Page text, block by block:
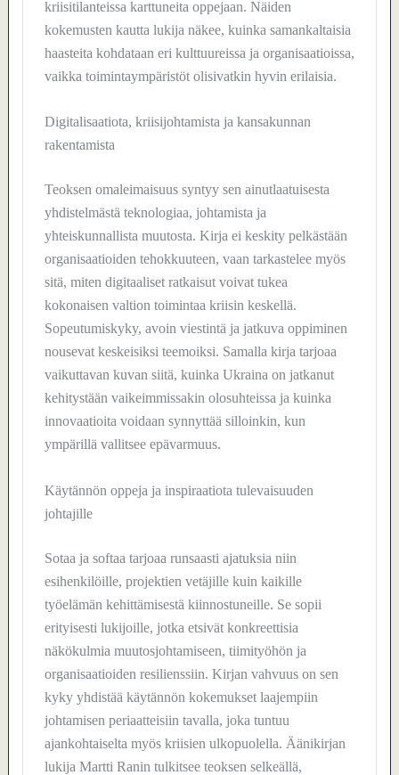
kriisitilanteissa karttuneita oppejaan. Näiden
kokemusten kautta lukija näkee, kuinka samankaltaisia
haasteita kohdataan eri kulttuureissa ja organisaatioissa,
vaikka toimintaympäristöt olisivatkin hyvin erilaisia.
Digitalisaatiota, kriisijohtamista ja kansakunnan
rakentamista
Teoksen omaleimaisuus syntyy sen ainutlaatuisesta
yhdistelmästä teknologiaa, johtamista ja
yhteiskunnallista muutosta. Kirja ei keskity pelkästään
organisaatioiden tehokkuuteen, vaan tarkastelee myös
sitä, miten digitaaliset ratkaisut voivat tukea
kokonaisen valtion toimintaa kriisin keskellä.
Sopeutumiskyky, avoin viestintä ja jatkuva oppiminen
nousevat keskeisiksi teemoiksi. Samalla kirja tarjoaa
vaikuttavan kuvan siitä, kuinka Ukraina on jatkanut
kehitystään vaikeimmissakin olosuhteissa ja kuinka
innovaatioita voidaan synnyttää silloinkin, kun
ympärillä vallitsee epävarmuus.
Käytännön oppeja ja inspiraatiota tulevaisuuden
johtajille
Sotaa ja softaa tarjoaa runsaasti ajatuksia niin
esihenkilöille, projektien vetäjille kuin kaikille
työelämän kehittämisestä kiinnostuneille. Se sopii
erityisesti lukijoille, jotka etsivät konkreettisia
näkökulmia muutosjohtamiseen, tiimityöhön ja
organisaatioiden resilienssiin. Kirjan vahvuus on sen
kyky yhdistää käytännön kokemukset laajempiin
johtamisen periaatteisiin tavalla, joka tuntuu
ajankohtaiselta myös kriisien ulkopuolella. Äänikirjan
lukija Martti Ranin tulkitsee teoksen selkeällä,